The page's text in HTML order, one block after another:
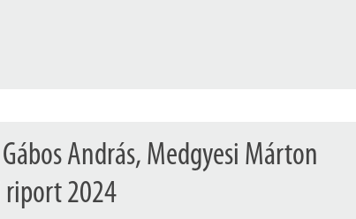
András, Medgyesi Márton
riport 2024